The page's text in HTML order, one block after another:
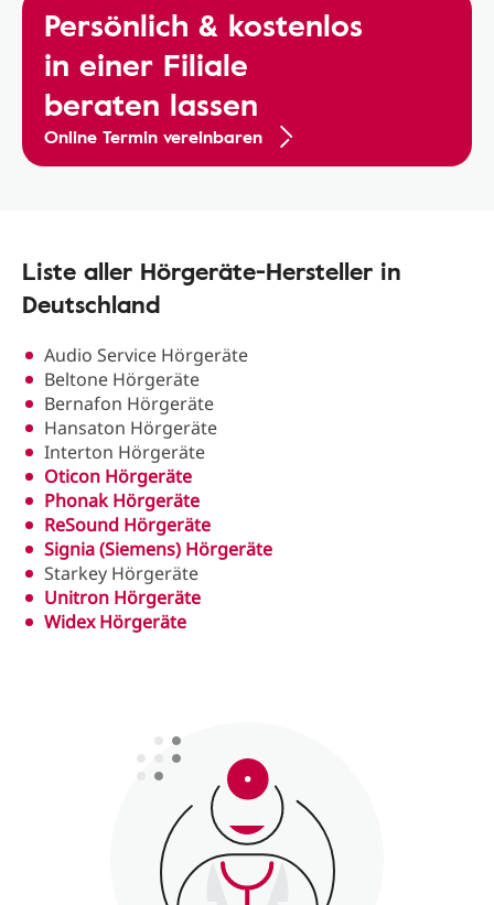
Persönlich & kostenlos
in einer Filiale
beraten lassen
Online Termin vereinbaren
Liste aller Hörgeräte-Hersteller in
Deutschland
Audio Service Hörgeräte
Beltone Hörgeräte
Bernafon Hörgeräte
Hansaton Hörgeräte
Interton Hörgeräte
Oticon Hörgeräte
Phonak Hörgeräte
ReSound Hörgeräte
Signia (Siemens) Hörgeräte
Starkey Hörgeräte
Unitron Hörgeräte
Widex Hörgeräte